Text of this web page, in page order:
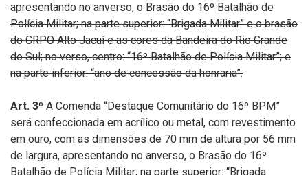
apresentando no anverso, o Brasão do 16º Batalhão de
Polícia Militar; na parte superior: “Brigada Militar” e o brasão
do CRPO Alto Jacuí e as cores da Bandeira do Rio Grande
do Sul; no verso, centro: “16º Batalhão de Polícia Militar”; e
na parte inferior: “ano de concessão da honraria”.
Art. 3º A Comenda “Destaque Comunitário do 16º BPM”
será confeccionada em acrílico ou metal, com revestimento
em ouro, com as dimensões de 70 mm de altura por 56 mm
de largura, apresentando no anverso, o Brasão do 16º
Batalhão de Polícia Militar; na parte superior: “Brigada